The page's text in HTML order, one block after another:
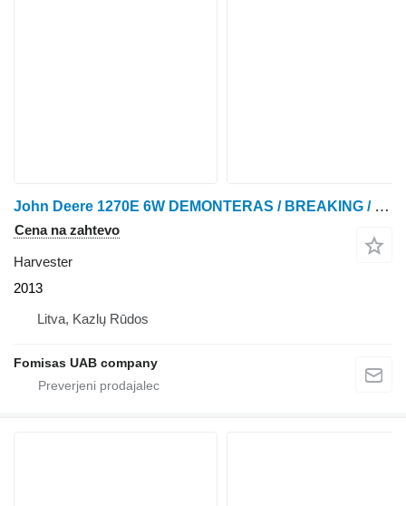
John Deere 1270E 6W DEMONTERAS / BREAKING / SPARE PARTS
Cena na zahtevo
Harvester
2013
Litva, Kazlų Rūdos
Fomisas UAB company